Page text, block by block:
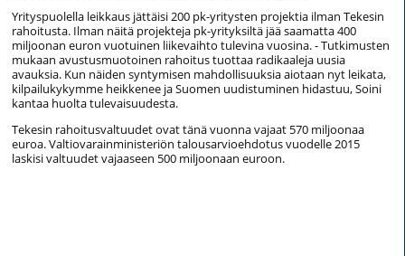
Yrityspuolella leikkaus jättäisi 200 pk-yritysten projektia ilman Tekesin
rahoitusta. Ilman näitä projekteja pk-yrityksiltä jää saamatta 400
miljoonan euron vuotuinen liikevaihto tulevina vuosina. - Tutkimusten
mukaan avustusmuotoinen rahoitus tuottaa radikaaleja uusia
avauksia. Kun näiden syntymisen mahdollisuuksia aiotaan nyt leikata,
kilpailukykymme heikkenee ja Suomen uudistuminen hidastuu, Soini
kantaa huolta tulevaisuudesta.
Tekesin rahoitusvaltuudet ovat tänä vuonna vajaat 570 miljoonaa
euroa. Valtiovarainministeriön talousarvioehdotus vuodelle 2015
laskisi valtuudet vajaaseen 500 miljoonaan euroon.